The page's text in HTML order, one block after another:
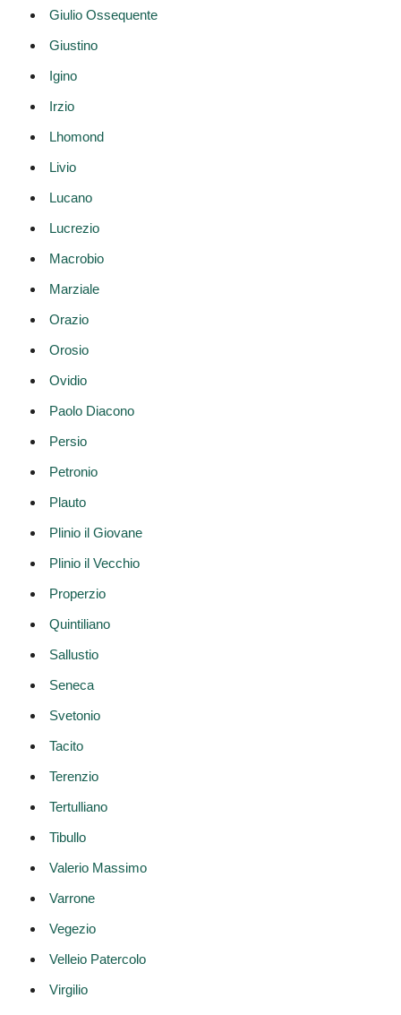
Giulio Ossequente
Giustino
Igino
Irzio
Lhomond
Livio
Lucano
Lucrezio
Macrobio
Marziale
Orazio
Orosio
Ovidio
Paolo Diacono
Persio
Petronio
Plauto
Plinio il Giovane
Plinio il Vecchio
Properzio
Quintiliano
Sallustio
Seneca
Svetonio
Tacito
Terenzio
Tertulliano
Tibullo
Valerio Massimo
Varrone
Vegezio
Velleio Patercolo
Virgilio